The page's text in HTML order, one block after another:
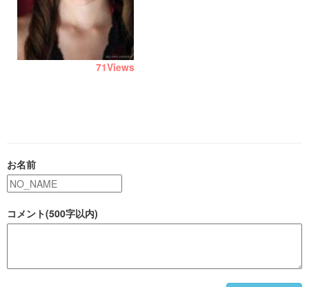
71Views
お名前
コメント(500字以内)